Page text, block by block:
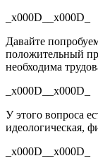
_x000D__x000D_
Давайте
положительный
необходима
_x000D__x000D_
У этого вопроса
идеологическая,
_x000D__x000D_